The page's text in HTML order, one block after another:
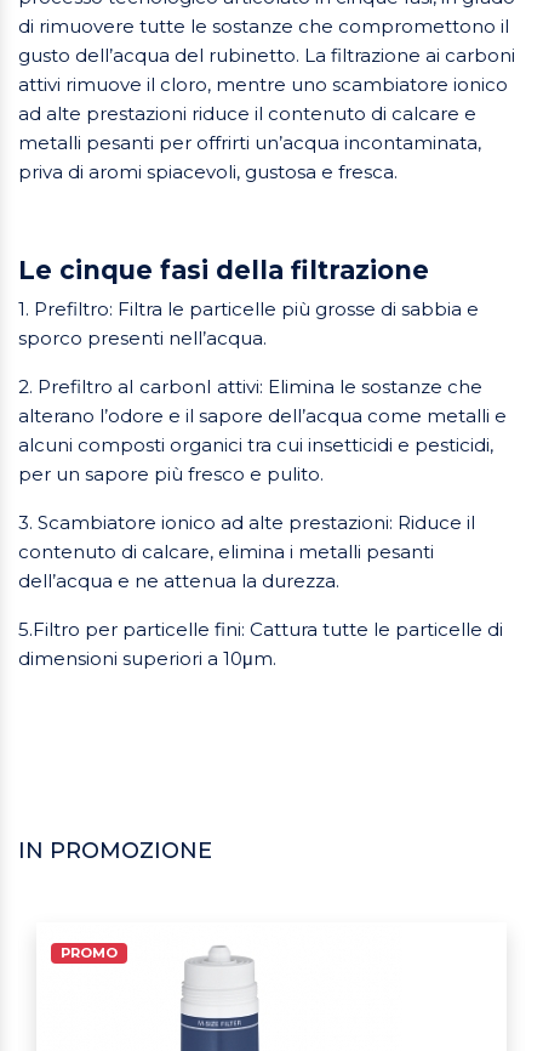
di rimuovere tutte le sostanze che compromettono il
gusto dell’acqua del rubinetto. La filtrazione ai carboni
attivi rimuove il cloro, mentre uno scambiatore ionico
ad alte prestazioni riduce il contenuto di calcare e
metalli pesanti per offrirti un’acqua incontaminata,
priva di aromi spiacevoli, gustosa e fresca.
Le cinque fasi della filtrazione
1. Prefiltro: Filtra le particelle più grosse di sabbia e
sporco presenti nell’acqua.
2. Prefiltro aI carbonI attivi: Elimina le sostanze che
alterano l’odore e il sapore dell’acqua come metalli e
alcuni composti organici tra cui insetticidi e pesticidi,
per un sapore più fresco e pulito.
3. Scambiatore ionico ad alte prestazioni: Riduce il
contenuto di calcare, elimina i metalli pesanti
dell’acqua e ne attenua la durezza.
5.Filtro per particelle fini: Cattura tutte le particelle di
dimensioni superiori a 10μm.
IN PROMOZIONE
PROMO